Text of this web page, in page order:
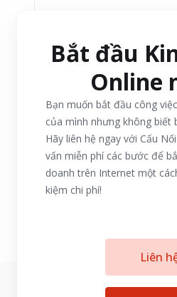
Bắt đầu
Online
Bạn muốn bắt đầu công
của mình nhưng không biết
Hãy liên hệ ngay với Cấu
vấn miễn phí các bước để
doanh trên Internet một
kiệm chi phí!
Liên